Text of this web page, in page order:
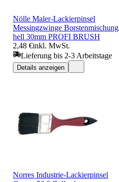
Nölle Maler-Lackierpinsel
Messingzwinge Borstenmischung
hell 30mm PROFI BRUSH
2,48 €inkl. MwSt.
Lieferung bis 2-3 Arbeitstage
Details anzeigen
Norres Industrie-Lackierpinsel